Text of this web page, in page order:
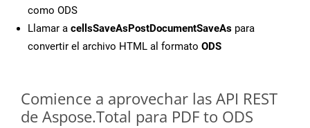
como ODS
Llamar a cellsSaveAsPostDocumentSaveAs para
convertir el archivo HTML al formato ODS
Comience a aprovechar las API REST
de Aspose.Total para PDF to ODS